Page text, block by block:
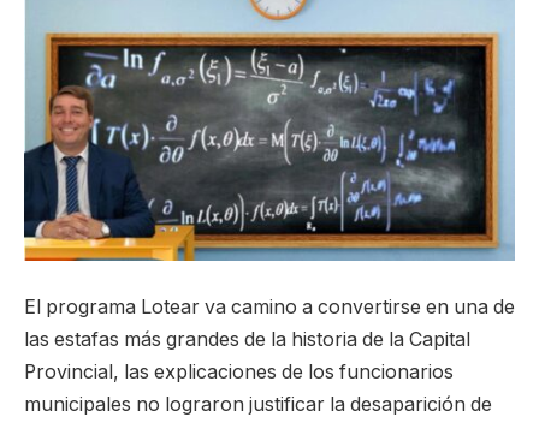
El programa Lotear va camino a convertirse en una de
las estafas más grandes de la historia de la Capital
Provincial, las explicaciones de los funcionarios
municipales no lograron justificar la desaparición de